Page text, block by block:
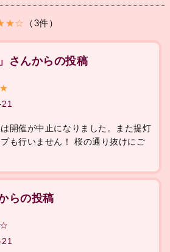
（3件）
さんからの投稿
21
開催が中止になりました。また提灯
も行いません！ 桜の通り抜けにご
らの投稿
☆
21